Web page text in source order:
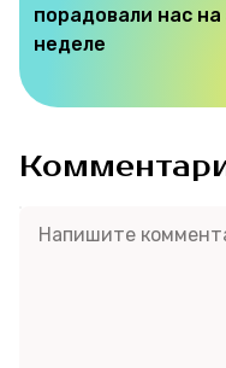
порадовали нас на
неделе